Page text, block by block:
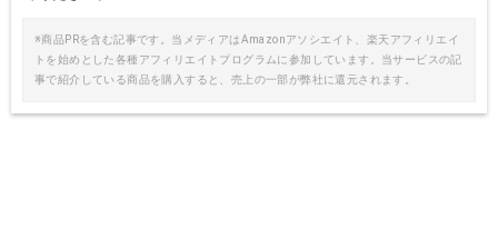
※商品PRを含む記事です。当メディアはAmazonアソシエイト、楽天アフィリエイ
トを始めとした各種アフィリエイトプログラムに参加しています。当サービスの記
事で紹介している商品を購入すると、売上の一部が弊社に還元されます。